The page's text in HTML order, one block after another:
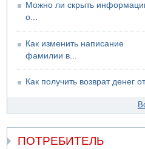
Можно ли скрыть
о...
Как изменить написание
фамилии в...
Как получить возврат денег
ПОТРЕБИТЕЛЬ